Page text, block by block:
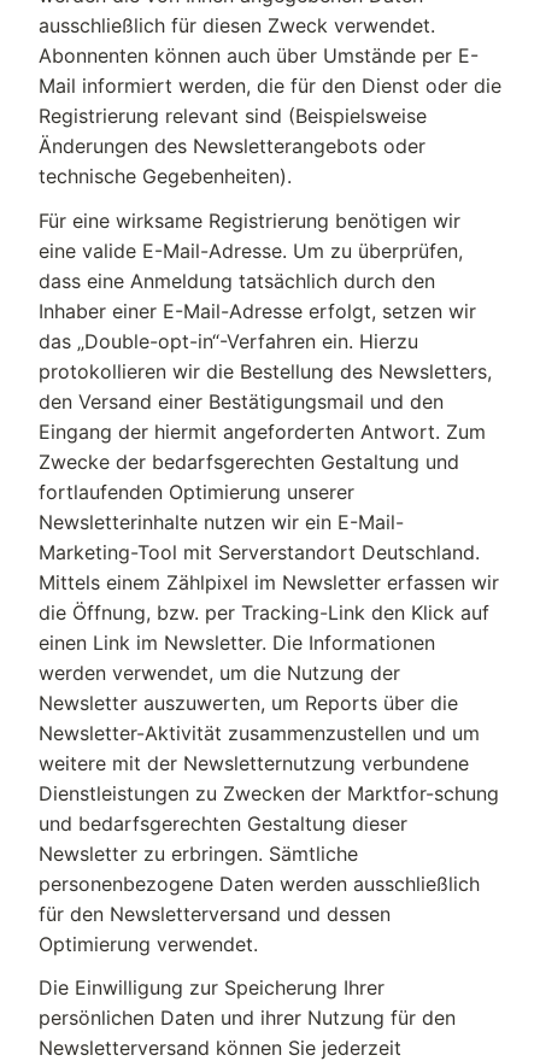
ausschließlich für diesen Zweck verwendet.
Abonnenten können auch über Umstände per E-
Mail informiert werden, die für den Dienst oder die
Registrierung relevant sind (Beispielsweise
Änderungen des Newsletterangebots oder
technische Gegebenheiten).
Für eine wirksame Registrierung benötigen wir
eine valide E-Mail-Adresse. Um zu überprüfen,
dass eine Anmeldung tatsächlich durch den
Inhaber einer E-Mail-Adresse erfolgt, setzen wir
das „Double-opt-in“-Verfahren ein. Hierzu
protokollieren wir die Bestellung des Newsletters,
den Versand einer Bestätigungsmail und den
Eingang der hiermit angeforderten Antwort. Zum
Zwecke der bedarfsgerechten Gestaltung und
fortlaufenden Optimierung unserer
Newsletterinhalte nutzen wir ein E-Mail-
Marketing-Tool mit Serverstandort Deutschland.
Mittels einem Zählpixel im Newsletter erfassen wir
die Öffnung, bzw. per Tracking-Link den Klick auf
einen Link im Newsletter. Die Informationen
werden verwendet, um die Nutzung der
Newsletter auszuwerten, um Reports über die
Newsletter-Aktivität zusammenzustellen und um
weitere mit der Newsletternutzung verbundene
Dienstleistungen zu Zwecken der Marktfor-schung
und bedarfsgerechten Gestaltung dieser
Newsletter zu erbringen. Sämtliche
personenbezogene Daten werden ausschließlich
für den Newsletterversand und dessen
Optimierung verwendet.
Die Einwilligung zur Speicherung Ihrer
persönlichen Daten und ihrer Nutzung für den
Newsletterversand können Sie jederzeit